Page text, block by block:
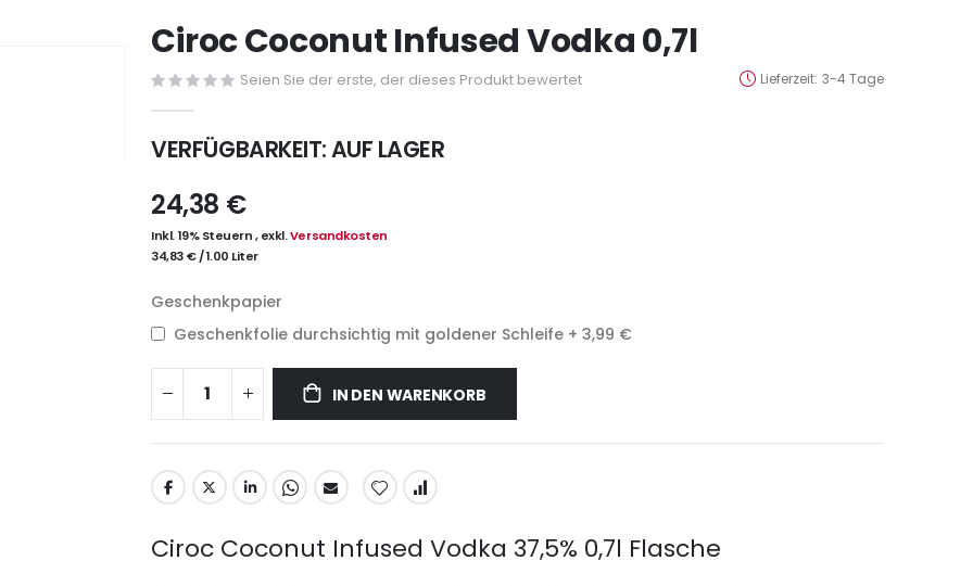
Ciroc Coconut Infused Vodka 0,7l
Lieferzeit 3-4 Tage
Seien Sie der erste, der dieses Produkt bewertet
VERFÜGBARKEIT:AUF LAGER
24,38 €
Inkl. 19% Steuern,exkl.Versandkosten
34,83 €/1.00 Liter
Geschenkpapier
Geschenkfolie durchsichtig mit goldener Schleife + 3,99 €
IN DEN WARENKORB
Ciroc Coconut Infused Vodka 37,5% 0,7l Flasche